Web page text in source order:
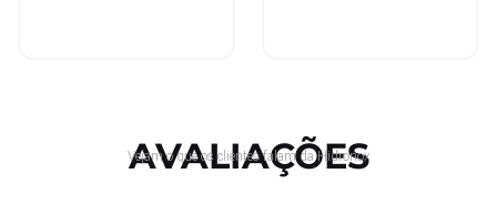
AVALIAÇÕES
Vejam o que os clientes falam da Hidronox